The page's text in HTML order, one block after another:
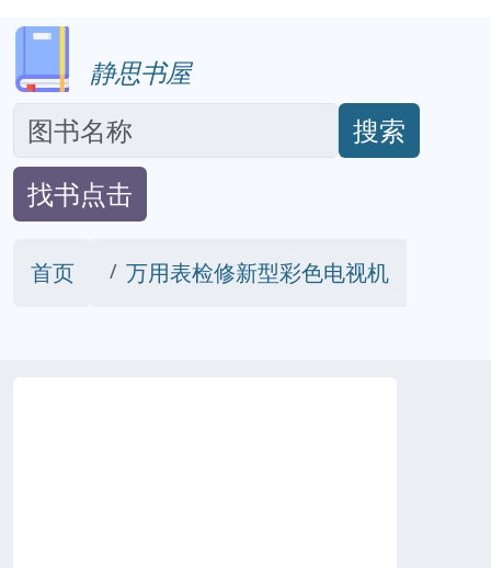
静思书屋
搜索
找书点击
首页 万用表检修新型彩色电视机